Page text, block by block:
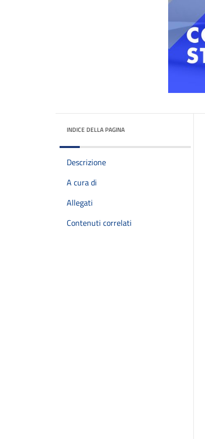
INDICE DELLA PAGINA
Descrizione
A cura di
Allegati
Contenuti correlati